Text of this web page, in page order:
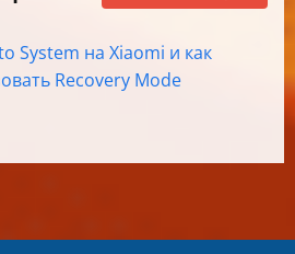
System на Xiaomi и как
Recovery Mode